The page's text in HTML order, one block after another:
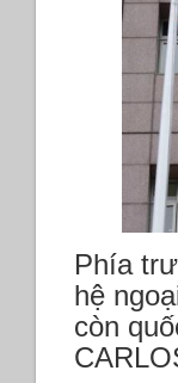
Phía
hệ
còn